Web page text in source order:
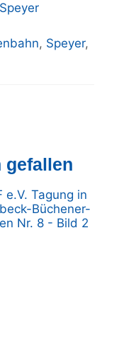
Speyer
, Speyer,
gefallen